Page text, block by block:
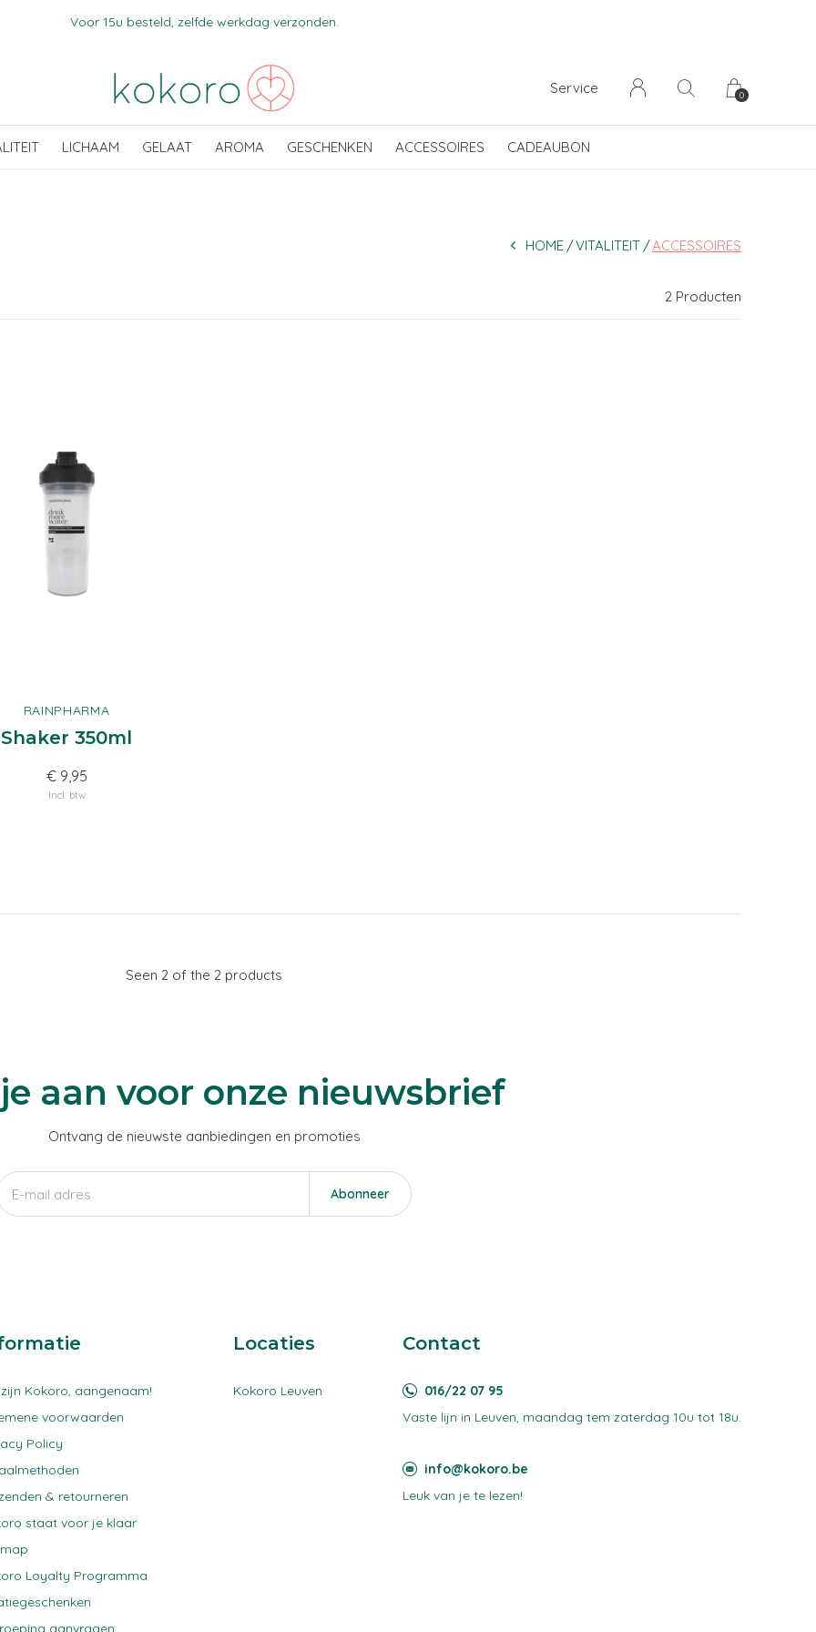
LICHAAM GELAAT AROMA GESCHENKEN ACCESSOIRES CADEAUBON
Service 0
Voor 15u besteld, zelfde werkdag verzonden.
HOME VITALITEIT ACCESSOIRES
2 Producten
RAINPHARMA
Shaker 350ml
€ 9,95
Incl. btw
Seen 2 of the 2 products
aan voor onze nieuwsbrief
Ontvang de nieuwste aanbiedingen en promoties
Abonneer
Kokoro, aangenaam!
voorwaarden
Policy
& retourneren
staat voor je klaar
Loyalty Programma
aanvragen
Locaties
Kokoro Leuven
Contact
016/22 07 95
Vaste lijn in Leuven, maandag tem zaterdag 10u tot 18u.
info@kokoro.be
Leuk van je te lezen!